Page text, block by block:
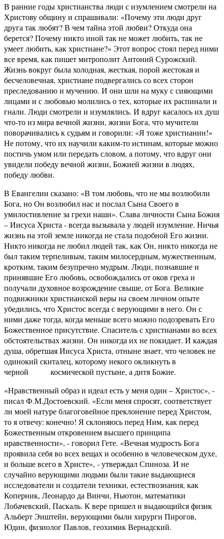
В ранние годы христианства люди с изумлением смотрели на
Христову общину и спрашивали: «Почему эти люди друг
друга так любят? В чем тайна этой любви? Откуда она
берется? Почему никто иной так не может любить, так не
умеет любить, как христиане?» Этот вопрос стоял перед ними
все время, как пишет митрополит Антоний Сурожский.
Жизнь вокруг была холодная, жесткая, порой жестокая и
бесчеловечная, христиане подвергались со всех сторон
преследованию и мучению. И они шли на муку с сияющими
лицами и с любовью молились о тех, которые их распинали и
гнали. Люди смотрели и изумлялись. И вдруг касалось их душ
что-то из мира вечной жизни, жизни Бога, что мучители
поворачивались к судьям и говорили: «Я тоже христианин!»
Не потому, что их научили каким-то истинам, которые можно
постичь умом или передать словом, а потому, что вдруг они
увидели победу вечной жизни, Божией жизни в людях,
победу любви.
В Евангелии сказано: «В том любовь, что не мы возлюбили
Бога, но Он возлюбил нас и послал Сына Своего в
умилостивление за грехи наши». Слава личности Сына Божия
– Иисуса Христа - всегда вызывала у людей изумление. Ничья
жизнь на этой земле никогда не стала подобной Его жизни.
Никто никогда не любил людей так, как Он, никто никогда не
был таким терпеливым, таким милосердным, мужественным,
кротким, таким безупречно мудрым. Люди, познавшие и
принявшие Его любовь, освобождались от оков греха и
получали духовное возрождение свыше, от Бога. Великие
подвижники христианской веры на своем личном опыте
убедились, что Христос всегда с верующими в него. Он с
ними даже тогда, когда меньше всего можно подозревать Его
Божественное присутствие. Спаситель с христианами во всех
обстоятельствах жизни. Он никогда их не покидает. И каждая
душа, обретшая Иисуса Христа, отныне знает, что человек не
одинокий скиталец, которому некого окликнуть в
черной космической пустыне, а дитя Божие.
«Нравственный образ и идеал есть у меня один – Христос», -
писал Ф.М.Достоевский. «Если меня спросят, соответствует
ли моей натуре благоговейное преклонение перед Христом,
то я отвечу: конечно! Я склоняюсь перед Ним, как перед
Божественным откровением высшего принципа
нравственности», - говорил Гете. «Вечная мудрость Бога
проявила себя во всех вещах и особенно в человеческом духе,
и больше всего в Христе», - утверждал Спиноза. И не
случайно верующими людьми были такие выдающиеся
исследователи и создатели техники, естествознания, как
Коперник, Леонардо да Винчи, Ньютон, математики
Лобачевский, Паскаль. К вере пришел и выдающийся физик
Альберт Энштейн, верующими были хирурги Пирогов,
Юдин, физиолог Павлов, геохимик Вернадский.